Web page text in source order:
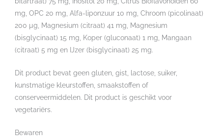
mg, OPC 20 mg, Alfa-liponzuur 10 mg, Chroom (picolinaat)
200 µg, Magnesium (citraat) 41 mg, Magnesium
(bisglycinaat) 15 mg, Koper (gluconaat) 1 mg, Mangaan
(citraat) 5 mg en IJzer (bisglycinaat) 25 mg.
Dit product bevat geen gluten, gist, lactose, suiker,
kunstmatige kleurstoffen, smaakstoffen of
conserveermiddelen. Dit product is geschikt voor
vegetariërs.
Bewaren